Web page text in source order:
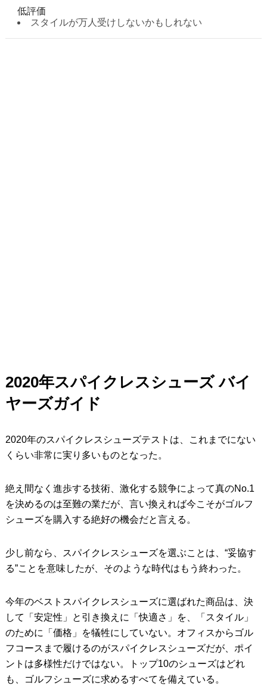
低評価
スタイルが万人受けしないかもしれない
2020年スパイクレスシューズ バイ
ヤーズガイド
2020年のスパイクレスシューズテストは、これまでにない
くらい非常に実り多いものとなった。
絶え間なく進歩する技術、激化する競争によって真のNo.1
を決めるのは至難の業だが、言い換えれば今こそがゴルフ
シューズを購入する絶好の機会だと言える。
少し前なら、スパイクレスシューズを選ぶことは、“妥協す
る”ことを意味したが、そのような時代はもう終わった。
今年のベストスパイクレスシューズに選ばれた商品は、決
して「安定性」と引き換えに「快適さ」を、「スタイル」
のために「価格」を犠牲にしていない。オフィスからゴル
フコースまで履けるのがスパイクレスシューズだが、ポイ
ントは多様性だけではない。トップ10のシューズはどれ
も、ゴルフシューズに求めるすべてを備えている。